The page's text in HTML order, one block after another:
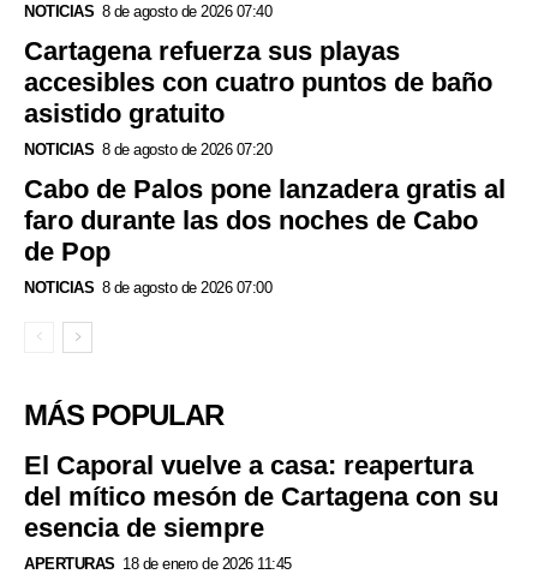
NOTICIAS 8 de agosto de 2026 07:40
Cartagena refuerza sus playas
accesibles con cuatro puntos de baño
asistido gratuito
NOTICIAS 8 de agosto de 2026 07:20
Cabo de Palos pone lanzadera gratis al
faro durante las dos noches de Cabo
de Pop
NOTICIAS 8 de agosto de 2026 07:00
MÁS POPULAR
El Caporal vuelve a casa: reapertura
del mítico mesón de Cartagena con su
esencia de siempre
APERTURAS 18 de enero de 2026 11:45